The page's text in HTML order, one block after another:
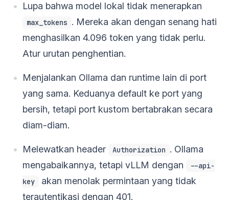
Lupa bahwa model lokal tidak menerapkan
max_tokens . Mereka akan dengan senang hati
menghasilkan 4.096 token yang tidak perlu.
Atur urutan penghentian.
Menjalankan Ollama dan runtime lain di port
yang sama. Keduanya default ke port yang
bersih, tetapi port kustom bertabrakan secara
diam-diam.
Melewatkan header Authorization . Ollama
mengabaikannya, tetapi vLLM dengan
--api-
key
akan menolak permintaan yang tidak
terautentikasi dengan 401.